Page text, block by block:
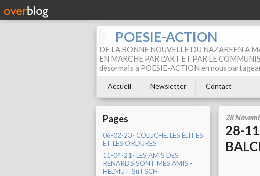
POESIE-ACTION
DE LA BONNE NOUVELLE DU NAZAREEN A
EN MARCHE PAR L'ART ET PAR LE
désormais à POESIE-ACTION en nous
Accueil Newsletter Contact
Pages
06-02-23- COLUCHE, LES ÉLITES
ET LES ORDURES
11-04-21- LES AMIS DES
RENARDS SONT MES AMIS -
HELMUT SüTSCH
28
28-